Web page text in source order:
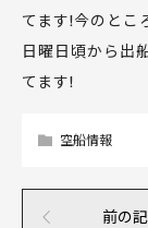
てます!今のとこ
日曜日頃から出
てます!
空船情報
前の